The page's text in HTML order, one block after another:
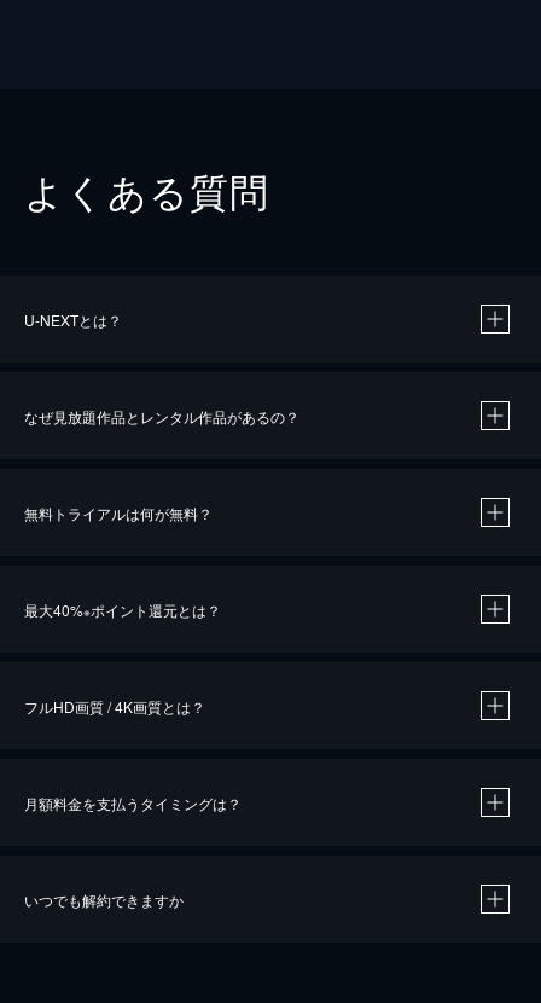
よくある質問
U-NEXTとは？
なぜ見放題作品とレンタル作品があるの？
無料トライアルは何が無料？
最大40%※ポイント還元とは？
※40％ポイント還元の対象は、クレジットカード決済による作品の購入 / レンタルです。
フルHD画質 / 4K画質とは？
月額料金を支払うタイミングは？
いつでも解約できますか